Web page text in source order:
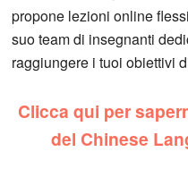
propone lezioni online
suo team di insegnanti
raggiungere i tuoi obiettivi
Clicca qui per
del Chinese